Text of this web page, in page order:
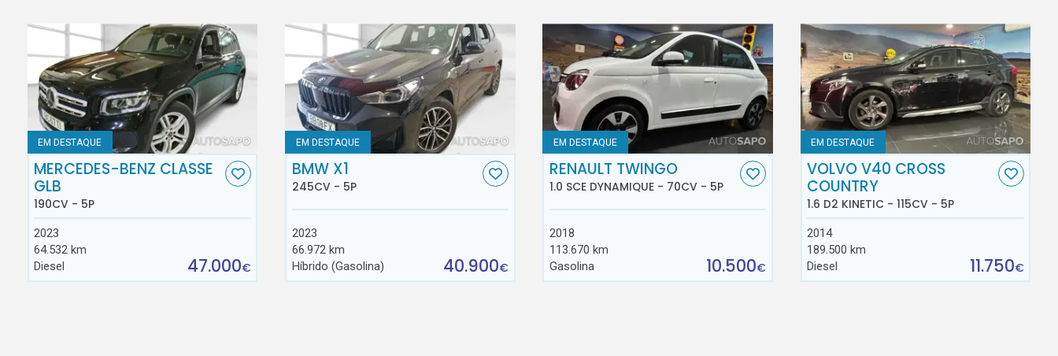
EM DESTAQUE
MERCEDES-BENZ CLASSE
GLB
190CV - 5P
2023
64.532 km
Diesel
47.000€
EM DESTAQUE
BMW X1
245CV - 5P
2023
66.972 km
Híbrido (Gasolina)
40.900€
EM DESTAQUE
RENAULT TWINGO
1.0 SCE DYNAMIQUE - 70CV - 5P
2018
113.670 km
Gasolina
10.500€
EM DESTAQUE
VOLVO V40 CROSS
COUNTRY
1.6 D2 KINETIC - 115CV - 5P
2014
189.500 km
Diesel
11.750€